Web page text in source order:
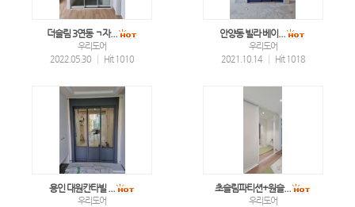
더슬림 3연동 ㄱ자...
우리도어
2022.05.30
Hit 1010
안양동 빌라 베이...
우리도어
2021.10.14
Hit 1018
용인 대원칸타빌 ...
우리도어
초슬림파티션+원슬...
우리도어